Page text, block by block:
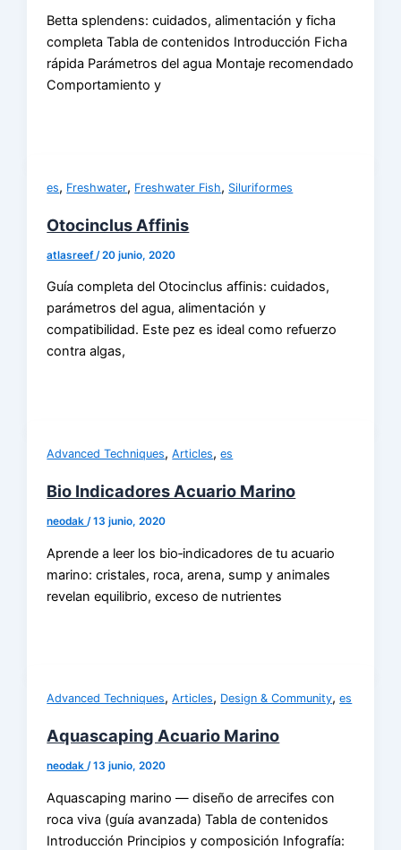
Betta splendens: cuidados, alimentación y ficha
completa Tabla de contenidos Introducción Ficha
rápida Parámetros del agua Montaje recomendado
Comportamiento y
es, Freshwater, Freshwater Fish, Siluriformes
Otocinclus Affinis
atlasreef/20 junio, 2020
Guía completa del Otocinclus affinis: cuidados,
parámetros del agua, alimentación y
compatibilidad. Este pez es ideal como refuerzo
contra algas,
Advanced Techniques,Articles,es
Bio Indicadores Acuario Marino
neodak/13 junio, 2020
Aprende a leer los bio‑indicadores de tu acuario
marino: cristales, roca, arena, sump y animales
revelan equilibrio, exceso de nutrientes
Advanced Techniques,Articles, Design & Community,es
Aquascaping Acuario Marino
neodak/13 junio, 2020
Aquascaping marino — diseño de arrecifes con
roca viva (guía avanzada) Tabla de contenidos
Introducción Principios y composición Infografía: